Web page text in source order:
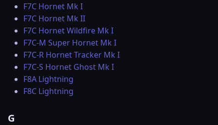
F7C Hornet Mk I
F7C Hornet Mk II
F7C Hornet Wildfire Mk I
F7C-M Super Hornet Mk I
F7C-R Hornet Tracker Mk I
F7C-S Hornet Ghost Mk I
F8A Lightning
F8C Lightning
G